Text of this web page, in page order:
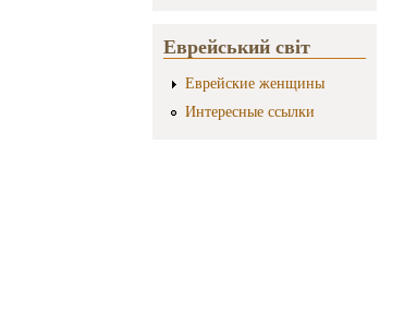
Еврейський світ
Еврейские женщины
Интересные ссылки